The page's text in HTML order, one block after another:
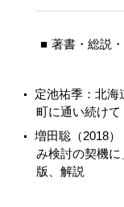
著書・総説
定池祐季：北
町に通い続け
増田聡（2018
み検討の契機
版、解説